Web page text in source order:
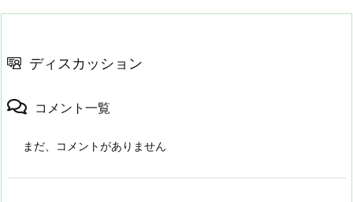
ディスカッション
コメント一覧
まだ、コメントがありません